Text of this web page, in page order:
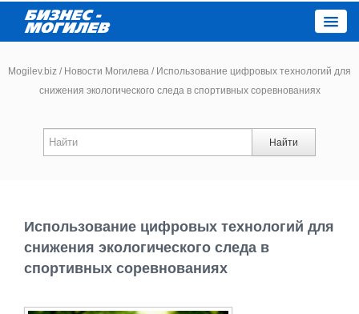
Новости
Работа
Mogilev.biz / Новости Могилева /Использование цифровых технологий для
снижения экологического следа в спортивных соревнованиях
Найти
Использование цифровых технологий для
снижения экологического следа в
спортивных соревнованиях